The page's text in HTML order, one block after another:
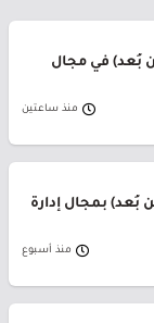
بُعد) في مجال
منذ ساعتين
بُعد) بمجال إدارة
منذ أسبوع